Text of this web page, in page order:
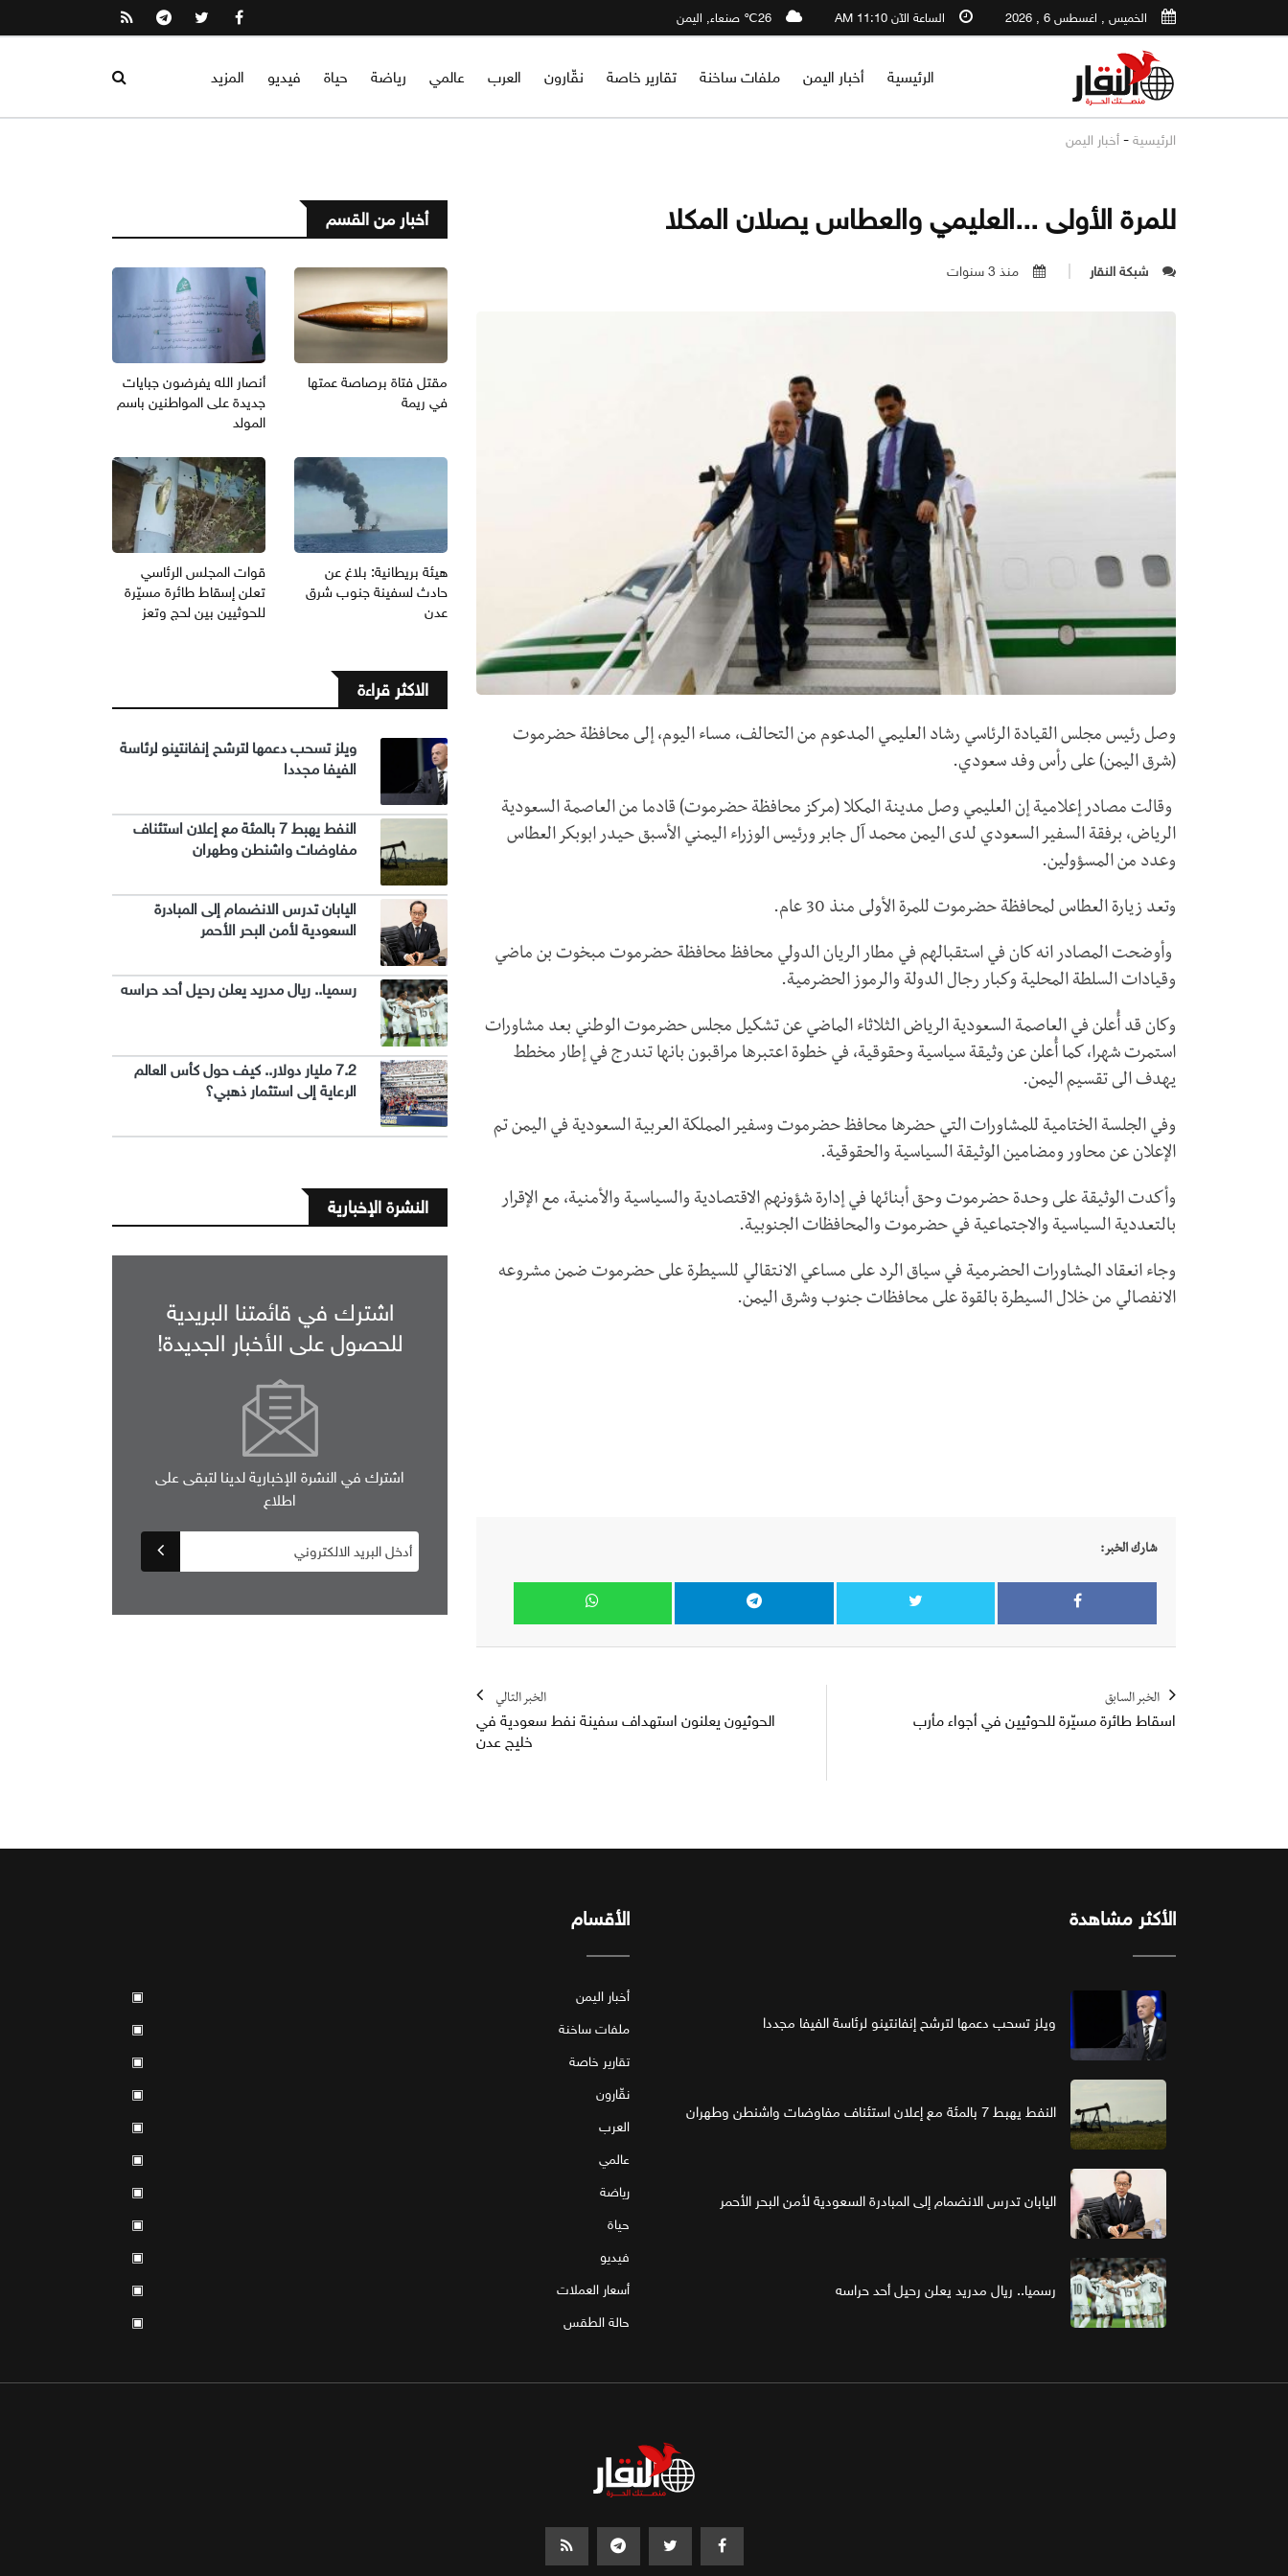
الخميس , اغسطس 6 , 2026 الساعة الآن 11:10 AM 26℃ صنعاء, اليمن
الرئيسية أخبار اليمن ملفات ساخنة تقارير خاصة نقّارون العرب عالمي رياضة حياة فيديو المزيد
الرئيسية - أخبار اليمن
للمرة الأولى ...العليمي والعطاس يصلان المكلا
شبكة النقار منذ 3 سنوات
وصل رئيس مجلس القيادة الرئاسي رشاد العليمي المدعوم من التحالف، مساء اليوم، إلى محافظة حضرموت
(شرق اليمن) على رأس وفد سعودي.
وقالت مصادر إعلامية إن العليمي وصل مدينة المكلا (مركز محافظة حضرموت) قادما من العاصمة السعودية
الرياض، برفقة السفير السعودي لدى اليمن محمد آل جابر ورئيس الوزراء اليمني الأسبق حيدر ابوبكر العطاس
وعدد من المسؤولين.
وتعد زيارة العطاس لمحافظة حضرموت للمرة الأولى منذ 30 عام.
وأوضحت المصادر انه كان في استقبالهم في مطار الريان الدولي محافظ محافظة حضرموت مبخوت بن ماضي
وقيادات السلطة المحلية وكبار رجال الدولة والرموز الحضرمية.
وكان قد أُعلن في العاصمة السعودية الرياض الثلاثاء الماضي عن تشكيل مجلس حضرموت الوطني بعد مشاورات
استمرت شهرا، كما أُعلن عن وثيقة سياسية وحقوقية، في خطوة اعتبرها مراقبون بانها تندرج في إطار مخطط
يهدف الى تقسيم اليمن.
وفي الجلسة الختامية للمشاورات التي حضرها محافظ حضرموت وسفير المملكة العربية السعودية في اليمن تم
الإعلان عن محاور ومضامين الوثيقة السياسية والحقوقية.
وأكدت الوثيقة على وحدة حضرموت وحق أبنائها في إدارة شؤونهم الاقتصادية والسياسية والأمنية، مع الإقرار
بالتعددية السياسية والاجتماعية في حضرموت والمحافظات الجنوبية.
وجاء انعقاد المشاورات الحضرمية في سياق الرد على مساعي الانتقالي للسيطرة على حضرموت ضمن مشروعه
الانفصالي من خلال السيطرة بالقوة على محافظات جنوب وشرق اليمن.
شارك الخبر:
الخبر السابق
اسقاط طائرة مسيّرة للحوثيين في أجواء مأرب
الخبر التالي
الحوثيون يعلنون استهداف سفينة نفط سعودية في
خليج عدن
أخبار من القسم
مقتل فتاة برصاصة عمتها
في ريمة
أنصار الله يفرضون جبايات
جديدة على المواطنين باسم
المولد
هيئة بريطانية: بلاغ عن
حادث لسفينة جنوب شرق
عدن
قوات المجلس الرئاسي
تعلن إسقاط طائرة مسيّرة
للحوثيين بين لحج وتعز
الاكثر قراءة
ويلز تسحب دعمها لترشح إنفانتينو لرئاسة
الفيفا مجددا
النفط يهبط 7 بالمئة مع إعلان استئناف
مفاوضات واشنطن وطهران
اليابان تدرس الانضمام إلى المبادرة
السعودية لأمن البحر الأحمر
رسميا.. ريال مدريد يعلن رحيل أحد حراسه
7.2 مليار دولار.. كيف حول كأس العالم
الرعاية إلى استثمار ذهبي؟
النشرة الإخبارية
اشترك في قائمتنا البريدية
للحصول على الأخبار الجديدة!
اشترك في النشرة الإخبارية لدينا لتبقى على
اطلاع
الأكثر مشاهدة
ويلز تسحب دعمها لترشح إنفانتينو لرئاسة الفيفا مجددا
النفط يهبط 7 بالمئة مع إعلان استئناف مفاوضات واشنطن وطهران
اليابان تدرس الانضمام إلى المبادرة السعودية لأمن البحر الأحمر
رسميا.. ريال مدريد يعلن رحيل أحد حراسه
الأقسام
أخبار اليمن
▣
ملفات ساخنة
▣
تقارير خاصة
▣
نقّارون
▣
العرب
▣
عالمي
▣
رياضة
▣
حياة
▣
فيديو
▣
أسعار العملات
▣
حالة الطقس
▣